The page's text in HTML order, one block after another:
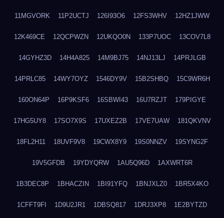
11MGVORK 11P2UCTJ 126I93O6 12FS3WHV 12HZ1JWW
12K469CE 12QCPWZN 12UKQO0N 133P7UOC 13COV7L8
14GYHZ3D 14H4A825 14M9BJ75 14NJ13LJ 14PRJLGB
14PRLC85 14WY7OYZ 1546DY9V 15B2SHBQ 15C9WR6H
160ON64P 16P9KSF6 16SBWI43 16U7RZJT 179PIGYE
17HG5UY8 17SO7X9S 17UXEZ2B 17VE7UAW 181QKVNV
18FL2H11 18UVF9V8 19CWX8Y9 19S0NNZV 19SYNG2F
19V5GFDB 19YDYQRW 1AU5Q96D 1AXWRT6R
1B3DEC8P 1BHACZIN 1BI91YFQ 1BNJXLZ0 1BR5X4KO
1CFFT9FI 1D9U2JR1 1DBSQ817 1DRJ3XP8 1E2BYTZD